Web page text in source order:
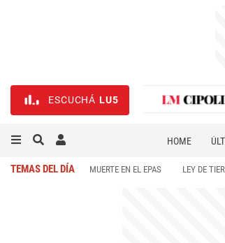
ESCUCHÁ LU5
HOME
TEMAS DEL DÍA MUERTE EN EL EPAS LEY DE